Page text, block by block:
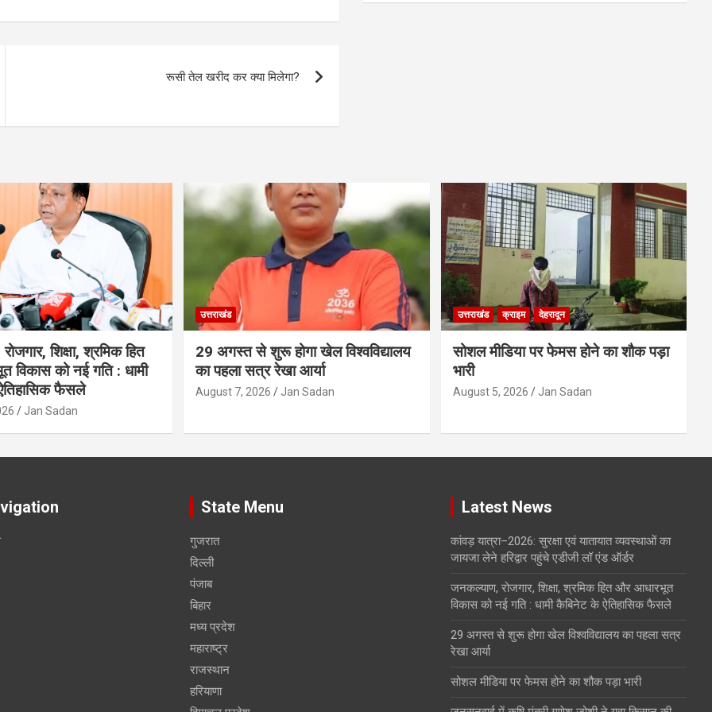
रूसी तेल खरीद कर क्या मिलेगा?
शिक्षा, श्रमिक हित
विकास को नई गति : धामी
फैसले
Jan Sadan
उत्तराखंड
29 अगस्त से शुरू होगा खेल विश्वविद्यालय
का पहला सत्र रेखा आर्या
August 7, 2026 Jan Sadan
उत्तराखंड क्राइम देहरादून
सोशल मीडिया पर फेमस होने का शौक पड़ा
भारी
August 5, 2026 Jan Sadan
State Menu
गुजरात
दिल्ली
पंजाब
बिहार
मध्य प्रदेश
महाराष्ट्र
राजस्थान
हरियाणा
Latest News
कांवड़ यात्रा–2026: सुरक्षा एवं यातायात व्यवस्थाओं का
जायजा लेने हरिद्वार पहुंचे एडीजी लॉ एंड ऑर्डर
जनकल्याण, रोजगार, शिक्षा, श्रमिक हित और आधारभूत
विकास को नई गति : धामी कैबिनेट के ऐतिहासिक फैसले
29 अगस्त से शुरू होगा खेल विश्वविद्यालय का पहला सत्र
रेखा आर्या
सोशल मीडिया पर फेमस होने का शौक पड़ा भारी